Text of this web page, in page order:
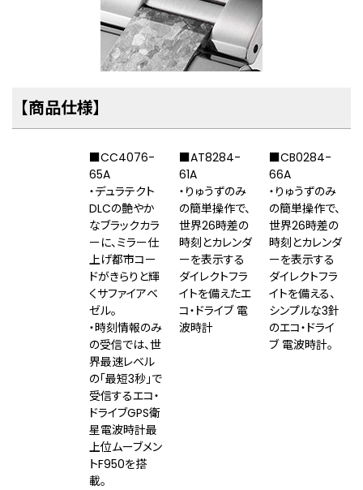
【商品仕様】
■CC4076-
65A
・デュラテクト
DLCの艶やか
なブラックカラ
ーに、ミラー仕
上げ都市コー
ドがきらりと輝
くサファイアベ
ゼル。
・時刻情報のみ
の受信では、世
界最速レベル
の「最短3秒」で
受信するエコ・
ドライブGPS衛
星電波時計最
上位ムーブメン
トF950を搭
載。
■AT8284-
61A
・りゅうずのみ
の簡単操作で、
世界26時差の
時刻とカレンダ
ーを表⽰する
ダイレクトフラ
イトを備えたエ
コ・ドライブ 電
波時計
■CB0284-
66A
・りゅうずのみ
の簡単操作で、
世界26時差の
時刻とカレンダ
ーを表⽰する
ダイレクトフラ
イトを備える、
シンプルな3針
のエコ・ドライ
ブ 電波時計。